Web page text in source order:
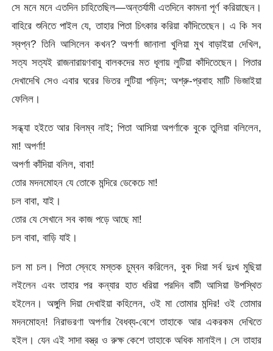
সে মনে মনে এতদিন চাহিতেছিল—অন্তর্যামী এতদিনে কামনা পূর্ণ করিয়াছেন।
বাহিরে শুনিতে পাইল যে, তাহার পিতা চিৎকার করিয়া কাঁদিতেছেন। এ কি সব
স্বপ্ন? তিনি আসিলেন কখন? অপর্ণা জানালা খুলিয়া মুখ বাড়াইয়া দেখিল,
সত্য সত্যই রাজনারায়ণবাবু বালকদের মত ধূলায় লুটিয়া কাঁদিতেছেন। পিতার
দেখাদেখি সেও এবার ঘরের ভিতর লুটিয়া পড়িল; অশ্রু-প্রবাহ মাটি ভিজাইয়া
ফেলিল।
সন্ধ্যা হইতে আর বিলম্ব নাই; পিতা আসিয়া অপর্ণাকে বুকে তুলিয়া বলিলেন,
মা! অপর্ণা!
অপর্ণা কাঁদিয়া বলিল, বাবা!
তোর মদনমোহন যে তোকে মন্দিরে ডেকেচে মা!
চল বাবা, যাই।
তোর যে সেখানে সব কাজ পড়ে আছে মা!
চল বাবা, বাড়ি যাই।
চল মা চল। পিতা স্নেহে মস্তক চুম্বন করিলেন, বুক দিয়া সর্ব দুঃখ মুছিয়া
লইলেন এবং তাহার পর কন্যার হাত ধরিয়া পরদিন বাটী আসিয়া উপস্থিত
হইলেন। অঙ্গুলি দিয়া দেখাইয়া কহিলেন, ওই মা তোমার মন্দির! ওই তোমার
মদনমোহন! নিরাভরণা অপর্ণার বৈধব্য-বেশে তাহাকে আর একরকম দেখিতে
হইল। যেন এই সাদা বস্ত্র ও রুক্ষ কেশে তাহাকে অধিক মানাইল। সে তাহার